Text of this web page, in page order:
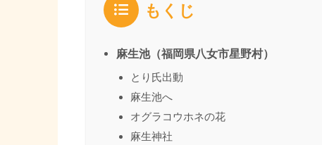
もくじ
麻生池（福岡県八女市星野村）
とり氏出動
麻生池へ
オグラコウホネの花
麻生神社